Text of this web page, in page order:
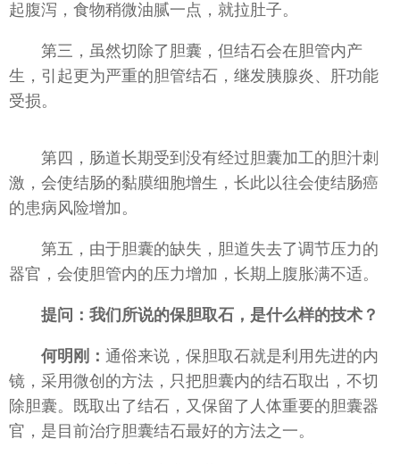
起腹泻，食物稍微油腻一点，就拉肚子。
第三，虽然切除了胆囊，但结石会在胆管内产
生，引起更为严重的胆管结石，继发胰腺炎、肝功能
受损。
第四，肠道长期受到没有经过胆囊加工的胆汁刺
激，会使结肠的黏膜细胞增生，长此以往会使结肠癌
的患病风险增加。
第五，由于胆囊的缺失，胆道失去了调节压力的
器官，会使胆管内的压力增加，长期上腹胀满不适。
提问：我们所说的保胆取石，是什么样的技术？
何明刚： 通俗来说，保胆取石就是利用先进的内
镜，采用微创的方法，只把胆囊内的结石取出，不切
除胆囊。既取出了结石，又保留了人体重要的胆囊器
官，是目前治疗胆囊结石最好的方法之一。